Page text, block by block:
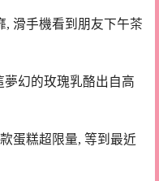
, 滑手機看到朋友下午茶
幻的玫瑰乳酪出自高
蛋糕超限量, 等到最近